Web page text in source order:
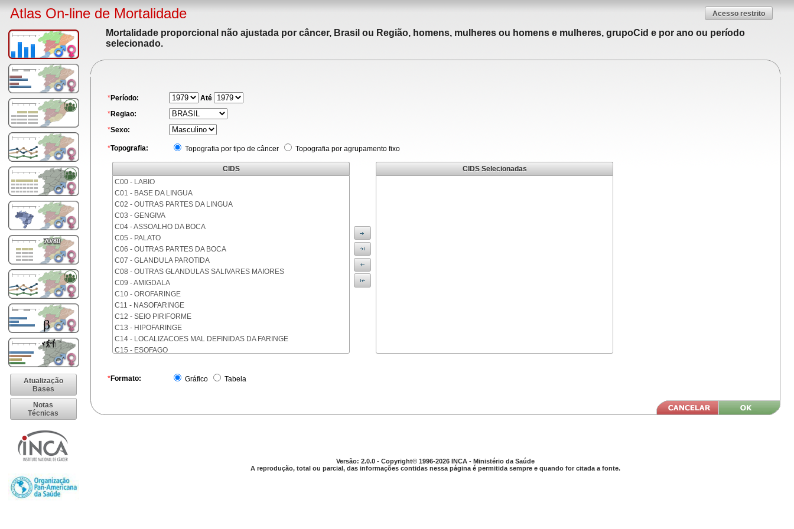
Atlas On-line de Mortalidade Acesso restrito
Atualização
Bases
Notas
Técnicas
Mortalidade proporcional não ajustada por câncer, Brasil ou Região, homens, mulheres ou homens e mulheres, grupoCid e por ano ou período
selecionado.
*Período:
Até
*Regiao:
*Sexo:
*Topografia: Topografia por tipo de câncer Topografia por agrupamento fixo
CIDS
C00 - LABIO
C01 - BASE DA LINGUA
C02 - OUTRAS PARTES DA LINGUA
C03 - GENGIVA
C04 - ASSOALHO DA BOCA
C05 - PALATO
C06 - OUTRAS PARTES DA BOCA
C07 - GLANDULA PAROTIDA
C08 - OUTRAS GLANDULAS SALIVARES MAIORES
C09 - AMIGDALA
C10 - OROFARINGE
C11 - NASOFARINGE
C12 - SEIO PIRIFORME
C13 - HIPOFARINGE
C14 - LOCALIZACOES MAL DEFINIDAS DA FARINGE
C15 - ESOFAGO
C17 - INTESTINO DELGADO
C21 - ANUS E CANAL ANAL
C26 - LOCALIZACOES MAL DEFINIDAS NO APARELHO DIGESTIVO
CIDS Selecionadas
*Formato: Gráfico Tabela
Versão: 2.0.0 - Copyright© 1996-2026 INCA - Ministério da Saúde
A reprodução, total ou parcial, das informações contidas nessa página é permitida sempre e quando for citada a fonte.